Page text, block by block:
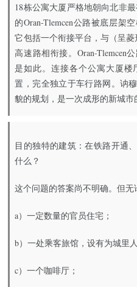
18栋公寓大厦严格地朝向北非
的Oran-Tlemcen公路被底层架
它包括一个衔接平台，与（呈
高速路相衔接。Oran-Tlemcen
是如此。连接各个公寓大厦
置，完全独立于车行路网。讷
貌的规划，是一次成形的新城市
目的独特的建筑：在铁路开通
什么？
这个问题的答案尚不明确。但无
a）一定数量的官员住宅；
b）一处乘客旅馆，设有为城里
c）一个咖啡厅；